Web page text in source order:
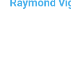
Raymond